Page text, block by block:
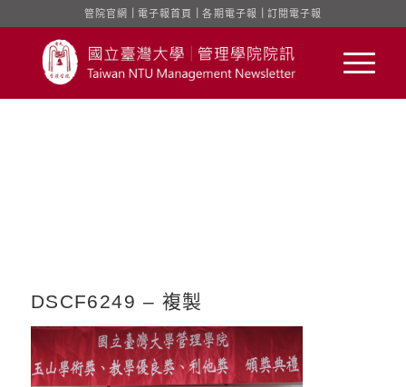
管院官網 電子報首頁 ｜各期電子報 訂閱電子報
DSCF6249 – 複製